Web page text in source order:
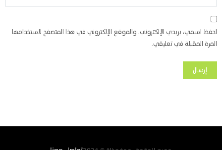
احفظ اسمي، بريدي الإلكتروني، والموقع الإلكتروني في هذا المتصفح لاستخدامها
المرة المقبلة في تعليقي.